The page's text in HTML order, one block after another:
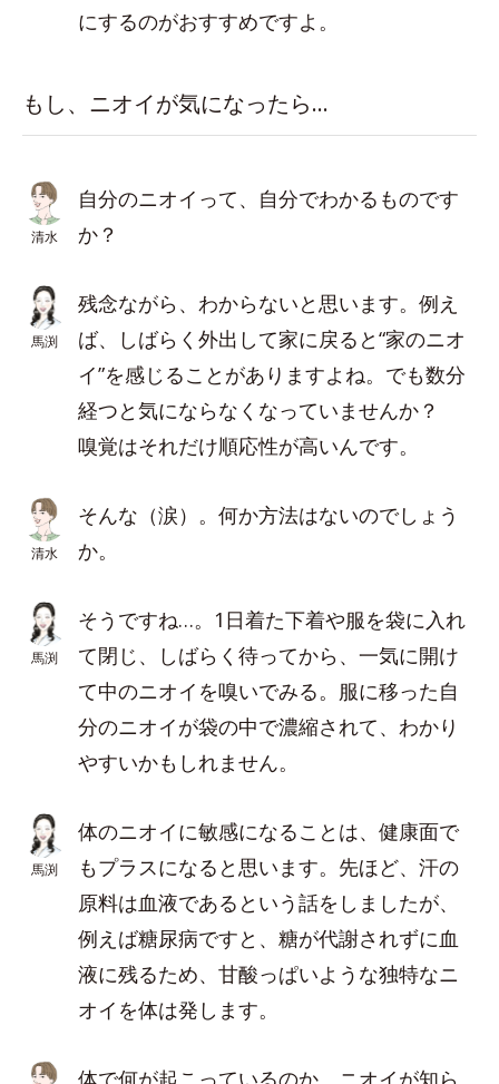
にするのがおすすめですよ。
もし、ニオイが気になったら…
清水
自分のニオイって、自分でわかるものです
か？
馬渕
残念ながら、わからないと思います。例え
ば、しばらく外出して家に戻ると“家のニオ
イ”を感じることがありますよね。でも数分
経つと気にならなくなっていませんか？
嗅覚はそれだけ順応性が高いんです。
清水
そんな（涙）。何か方法はないのでしょう
か。
馬渕
そうですね…。1日着た下着や服を袋に入れ
て閉じ、しばらく待ってから、一気に開け
て中のニオイを嗅いでみる。服に移った自
分のニオイが袋の中で濃縮されて、わかり
やすいかもしれません。
馬渕
体のニオイに敏感になることは、健康面で
もプラスになると思います。先ほど、汗の
原料は血液であるという話をしましたが、
例えば糖尿病ですと、糖が代謝されずに血
液に残るため、甘酸っぱいような独特なニ
オイを体は発します。
体で何が起こっているのか、ニオイが知ら